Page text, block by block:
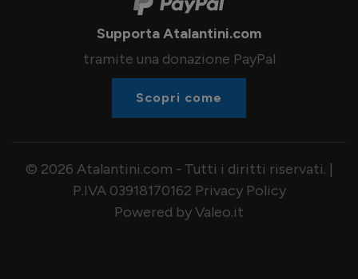
Supporta Atalantini.com
tramite una donazione PayPal
Scopri come
© 2026 Atalantini.com - Tutti i diritti riservati. |
P.IVA 03918170162 Privacy Policy
Powered by Valeo.it